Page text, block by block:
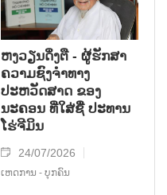
ຫງວຽນດິ່ງຕື - ຜູ້ຮັກສາ
ຄວາມຊົງຈໍາທາງ
ປະຫວັດສາດ ຂອງ
ນະຄອນ ທີ່ໃສ່ຊື່ ປະທານ
ໂຮ່ຈີມິນ
24/07/2026
ເຫດການ - ບຸກຄົນ